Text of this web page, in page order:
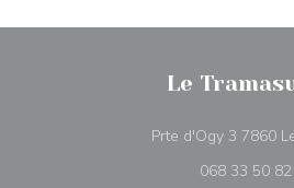
Le
Prte d'Ogy 3 7860
068 33 50 82